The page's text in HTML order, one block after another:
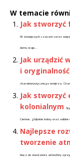
W temacie
Jak
W dzisiejszych czasach coraz
domu staje...
Jak urządzić
i oryginalność
charakterystycznego wnętrza.
Jak stworzyć
kolonialnym
Ciemne, głębokie kolory oraz
Najlepsze
tworzenie
klucz do stworzenia atmosfery